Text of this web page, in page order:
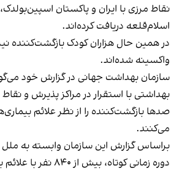
نقاط مرزی با ایران و پاکستان
اسلام‌قلعه دریافت کرده‌اند.
در همین حال هزاران کودک بازگشت‌کننده
واکسینه شده‌اند.
سازمان بهداشت جهانی در گزارش خود
بهداشتی با استقرار در مراکز پذیرش و
صدها بازگشت‌کننده را از نظر علائم
می‌کنند.
براساس گزارش این سازمان وابسته به
دوره زمانی کوتاه، بیش